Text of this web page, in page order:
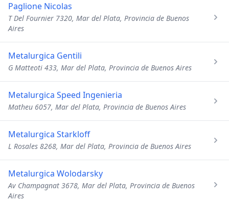
Paglione Nicolas
T Del Fournier 7320, Mar del Plata, Provincia de Buenos
Aires
Metalurgica Gentili
G Matteoti 433, Mar del Plata, Provincia de Buenos Aires
Metalurgica Speed Ingenieria
Matheu 6057, Mar del Plata, Provincia de Buenos Aires
Metalurgica Starkloff
L Rosales 8268, Mar del Plata, Provincia de Buenos Aires
Metalurgica Wolodarsky
Av Champagnat 3678, Mar del Plata, Provincia de Buenos
Aires